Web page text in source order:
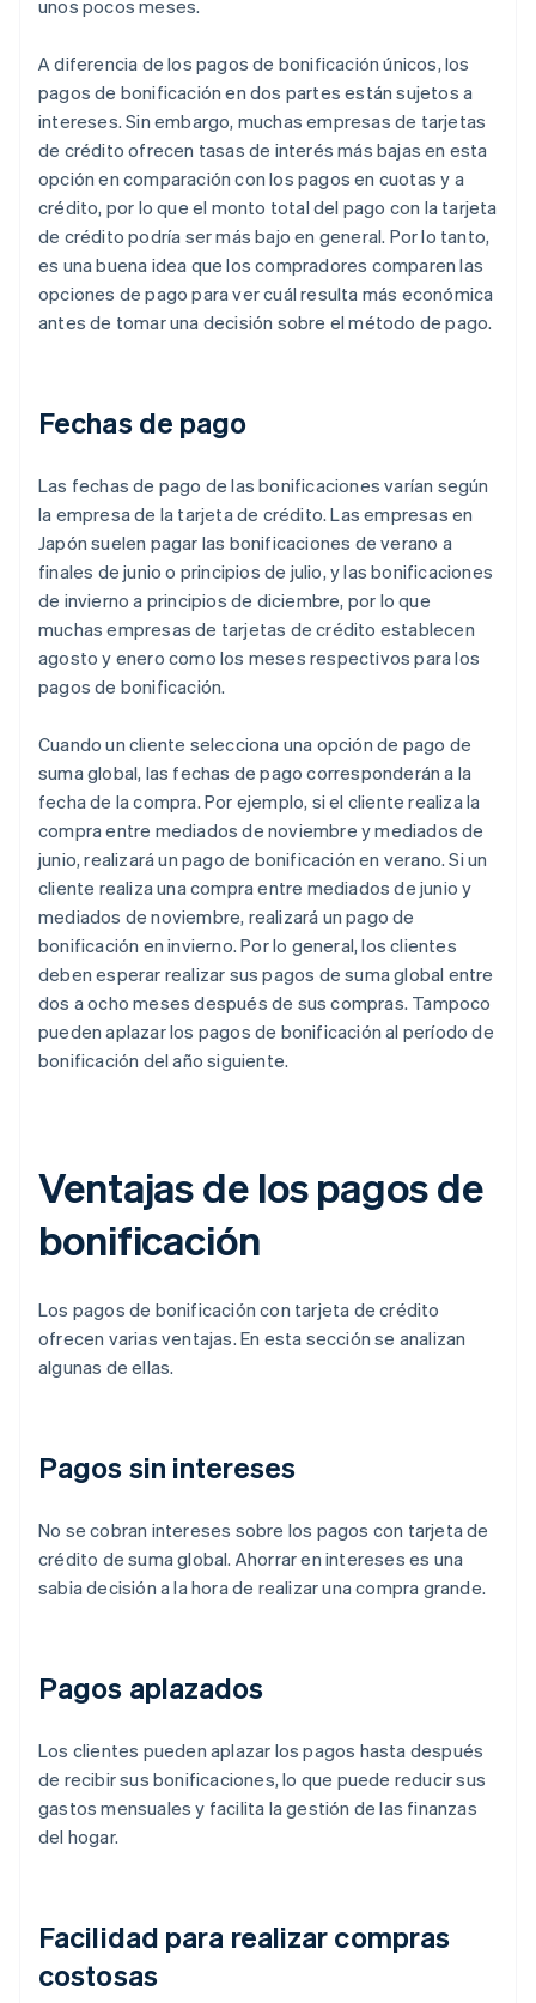
unos pocos meses.
A diferencia de los pagos de bonificación únicos, los
pagos de bonificación en dos partes están sujetos a
intereses. Sin embargo, muchas empresas de tarjetas
de crédito ofrecen tasas de interés más bajas en esta
opción en comparación con los pagos en cuotas y a
crédito, por lo que el monto total del pago con la tarjeta
de crédito podría ser más bajo en general. Por lo tanto,
es una buena idea que los compradores comparen las
opciones de pago para ver cuál resulta más económica
antes de tomar una decisión sobre el método de pago.
Fechas de pago
Las fechas de pago de las bonificaciones varían según
la empresa de la tarjeta de crédito. Las empresas en
Japón suelen pagar las bonificaciones de verano a
finales de junio o principios de julio, y las bonificaciones
de invierno a principios de diciembre, por lo que
muchas empresas de tarjetas de crédito establecen
agosto y enero como los meses respectivos para los
pagos de bonificación.
Cuando un cliente selecciona una opción de pago de
suma global, las fechas de pago corresponderán a la
fecha de la compra. Por ejemplo, si el cliente realiza la
compra entre mediados de noviembre y mediados de
junio, realizará un pago de bonificación en verano. Si un
cliente realiza una compra entre mediados de junio y
mediados de noviembre, realizará un pago de
bonificación en invierno. Por lo general, los clientes
deben esperar realizar sus pagos de suma global entre
dos a ocho meses después de sus compras. Tampoco
pueden aplazar los pagos de bonificación al período de
bonificación del año siguiente.
Ventajas de los pagos de
bonificación
Los pagos de bonificación con tarjeta de crédito
ofrecen varias ventajas. En esta sección se analizan
algunas de ellas.
Pagos sin intereses
No se cobran intereses sobre los pagos con tarjeta de
crédito de suma global. Ahorrar en intereses es una
sabia decisión a la hora de realizar una compra grande.
Pagos aplazados
Los clientes pueden aplazar los pagos hasta después
de recibir sus bonificaciones, lo que puede reducir sus
gastos mensuales y facilita la gestión de las finanzas
del hogar.
Facilidad para realizar compras
costosas